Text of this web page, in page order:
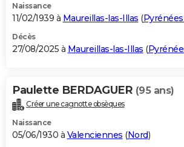
Naissance
11/02/1939 à Maureillas-las-Illas (
Décès
27/08/2025 à Maureillas-las-Illas (
Paulette BERDAGUER (95 ans)
Créer une cagnotte obsèques
Naissance
05/06/1930 à Valenciennes (Nord)